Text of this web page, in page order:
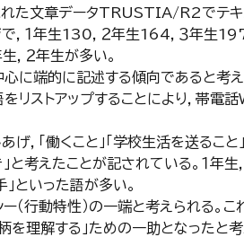
た文章データTRUSTIA/R2でテキ
年生130，２年生164，３年生
，２年生が多い。
に端的に記述する傾向であると考え
ストアップすることにより，帯電
「働くこと」「学校生活を送ること
考えたことが記されている。１年生
といった語が多い。
動特性）の一端と考えられる。こ
理解する」ための一助となったと考